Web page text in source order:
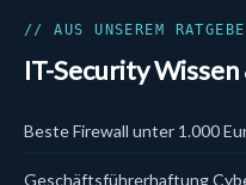
Data Security
DSGVO & KI
Endpoint Security
Firewalls
// AUS UNSEREM
IT-Security
Beste Firewall unter 1.000
Geschäftsführerhaftung